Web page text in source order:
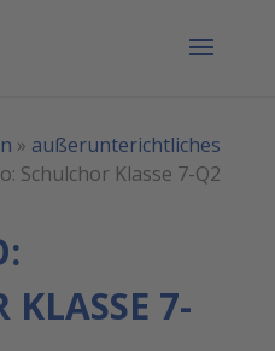
» außerunterichtliches
Schulchor Klasse 7-Q2
KLASSE 7-